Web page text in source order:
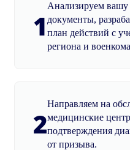
1
Анализируем
документы,
план действий с
региона и
2
Направляем на
медицинские
подтверждения
от призыва.